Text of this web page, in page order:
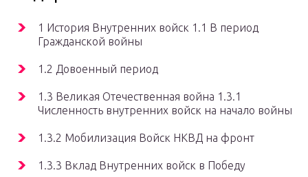
1 История Внутренних войск 1.1 В период
Гражданской войны
1.2 Довоенный период
1.3 Великая Отечественная война 1.3.1
Численность внутренних войск на начало войны
1.3.2 Мобилизация Войск НКВД на фронт
1.3.3 Вклад Внутренних войск в Победу